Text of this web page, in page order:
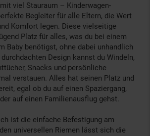
viel Stauraum – Kinderwagen-
Begleiter für alle Eltern, die Wert
Komfort legen. Diese vielseitige
Platz für alles, was du bei einem
Baby benötigst, ohne dabei unhandlich
Design kannst du Windeln,
Snacks und persönliche
verstauen. Alles hat seinen Platz und
egal ob du auf einen Spaziergang,
auf einen Familienausflug gehst.
ist die einfache Befestigung am
universellen Riemen lässt sich die